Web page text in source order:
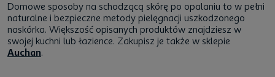
Domowe sposoby na schodzącą skórę po opalaniu to w pełni
naturalne i bezpieczne metody pielęgnacji uszkodzonego
naskórka. Większość opisanych produktów znajdziesz w
swojej kuchni lub łazience. Zakupisz je także w sklepie
Auchan.